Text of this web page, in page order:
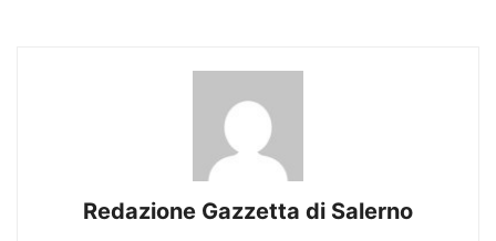
Redazione Gazzetta di Salerno